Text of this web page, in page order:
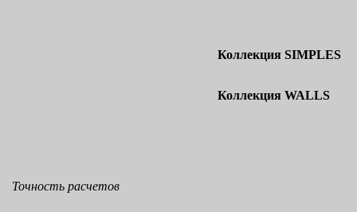
Точность расчетов
Коллекция SIMPLES
Коллекция WALLS